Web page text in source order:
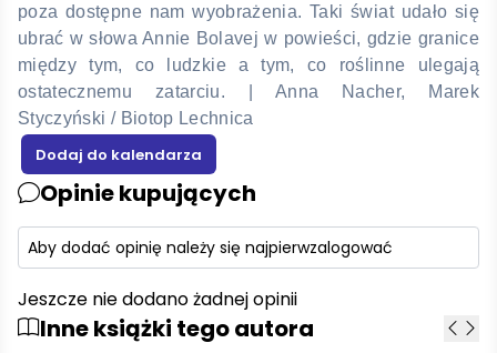
poza dostępne nam wyobrażenia. Taki świat udało się
ubrać w słowa Annie Bolavej w powieści, gdzie granice
między tym, co ludzkie a tym, co roślinne ulegają
ostatecznemu zatarciu. | Anna Nacher, Marek
Styczyński / Biotop Lechnica
Opinie kupujących
Aby dodać opinię należy się najpierwzalogować
Jeszcze nie dodano żadnej opinii
Inne książki tego autora